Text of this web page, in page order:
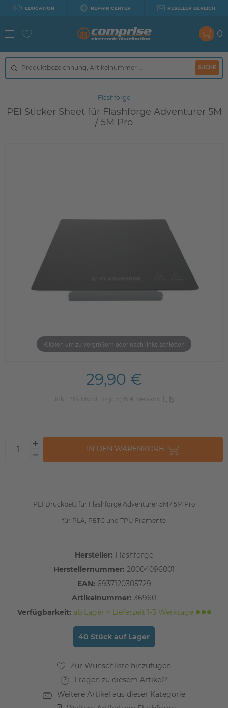
EDUCATION REPAIR CENTER RESELLER BEREICH
SUCHE
0
Flashforge
PEI Sticker Sheet für Flashforge Adventurer 5M
/ 5M Pro
Klicken um zu vergrößern oder nach links schieben
PEI Druckbett für Flashforge Adventurer 5M / 5M Pro
für PLA, PETG und TPU Filamente
Hersteller: Flashforge
Herstellernummer: 20004096001
EAN: 6937120305729
Artikelnummer: 36960
Verfügbarkeit: ab Lager > Lieferzeit 1-3 Werktage
40 Stück auf Lager
Fragen zu diesem Artikel?
Weitere Artikel aus dieser Kategorie
29,90 €
inkl. 19% MwSt. zzgl. 5,95 € Versand
IN DEN WARENKORB